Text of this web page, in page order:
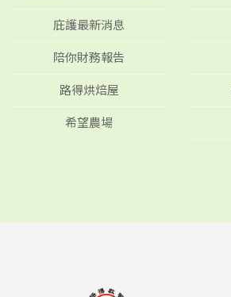
庇護最新消息
陪你財務報告
路得烘焙屋
希望農場